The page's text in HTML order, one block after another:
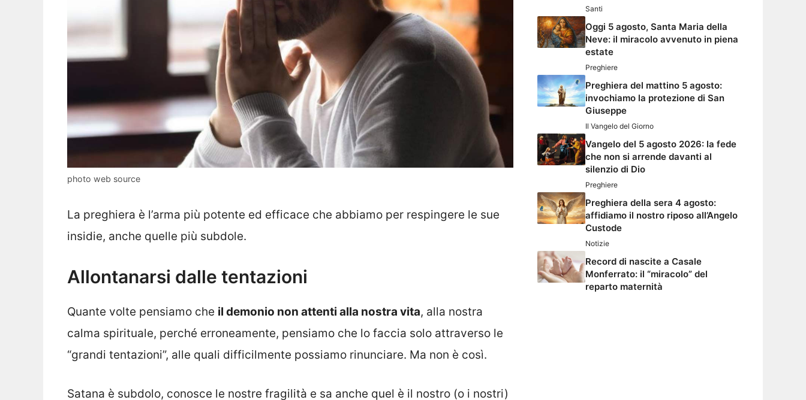
photo web source
La preghiera è l’arma più potente ed efficace che abbiamo per respingere le sue
insidie, anche quelle più subdole.
Allontanarsi dalle tentazioni
Quante volte pensiamo che il demonio non attenti alla nostra vita, alla nostra
calma spirituale, perché erroneamente, pensiamo che lo faccia solo attraverso le
“grandi tentazioni”, alle quali difficilmente possiamo rinunciare. Ma non è così.
Satana è subdolo, conosce le nostre fragilità e sa anche quel è il nostro (o i nostri)
Santi
Oggi 5 agosto, Santa Maria della
Neve: il miracolo avvenuto in piena
estate
Preghiere
Preghiera del mattino 5 agosto:
invochiamo la protezione di San
Giuseppe
Il Vangelo del Giorno
Vangelo del 5 agosto 2026: la fede
che non si arrende davanti al
silenzio di Dio
Preghiere
Preghiera della sera 4 agosto:
affidiamo il nostro riposo all’Angelo
Custode
Notizie
Record di nascite a Casale
Monferrato: il “miracolo” del
reparto maternità